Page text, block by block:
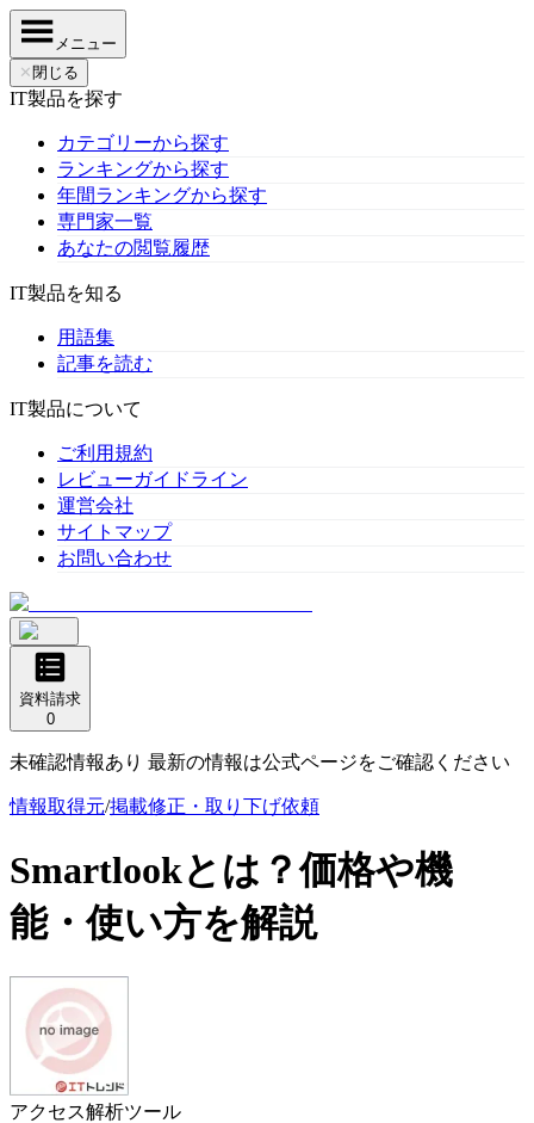
メニュー
✕ 閉じる
IT製品を探す
カテゴリーから探す
ランキングから探す
年間ランキングから探す
専門家一覧
あなたの閲覧履歴
IT製品を知る
用語集
記事を読む
IT製品について
ご利用規約
レビューガイドライン
運営会社
サイトマップ
お問い合わせ
資料請求
0
未確認情報あり 最新の情報は公式ページをご確認ください
情報取得元/掲載修正・取り下げ依頼
Smartlookとは？価格や機
能・使い方を解説
アクセス解析ツール